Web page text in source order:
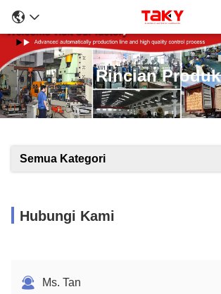
Rincian Produk
Semua Kategori
Hubungi Kami
Ms. Tan